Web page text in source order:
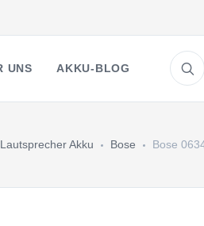
UNS AKKU-BLOG
Akku Bose Bose